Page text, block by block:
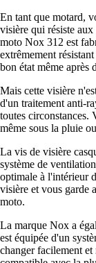
En tant que motard,
visière qui résiste
moto Nox 312 est
extrêmement
bon état même après
Mais cette visière
d'un traitement anti-
toutes circonstances.
même sous la pluie
La vis de visière
système de
optimale à l'intérieur
visière et vous garde
moto.
La marque Nox a
est équipée d'un
changer facilement et